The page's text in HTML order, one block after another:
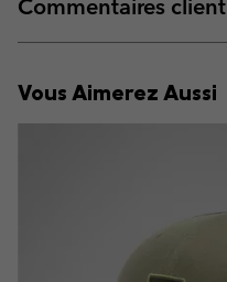
Commentaires client
Vous Aimerez Aussi